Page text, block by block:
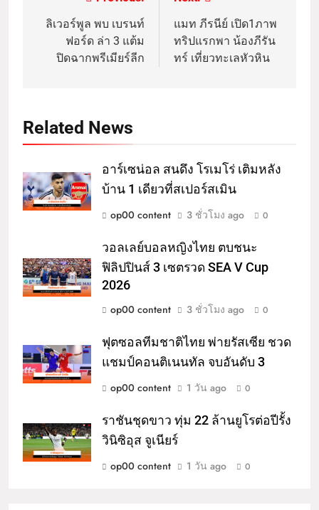
ลิเวอร์พูล พบ เบรนท์
ฟอร์ด ล่า 3 แต้ม
ปิดฉากพรีเมียร์ลีก
แมท ภีรนีย์ เปิด1ภาพ
ทริปแรกพา น้องภีรัน
ทร์ เที่ยวทะเลหัวหิน
Related News
อาร์เซน่อล สนดึง โรเมโร่ เติมหลัง
บ้าน 1 เดียวที่สเปอร์สเมิน
op00 content
3 ชั่วโมง ago 0
วอลเลย์บอลหญิงไทย ตบชนะ
ฟิลิปปินส์ 3 เซตรวด SEA V Cup
2026
op00 content
3 ชั่วโมง ago 0
ฟุตซอลทีมชาติไทย พ่ายรัสเซีย ชวด
แชมป์คอนติเนนทัล จบอันดับ 3
op00 content
1 วัน ago 0
ราชันชุดขาว ทุ่ม 22 ล้านยูโรต่อปีรั้ง
วินิซิอุส จูเนียร์
op00 content
1 วัน ago 0